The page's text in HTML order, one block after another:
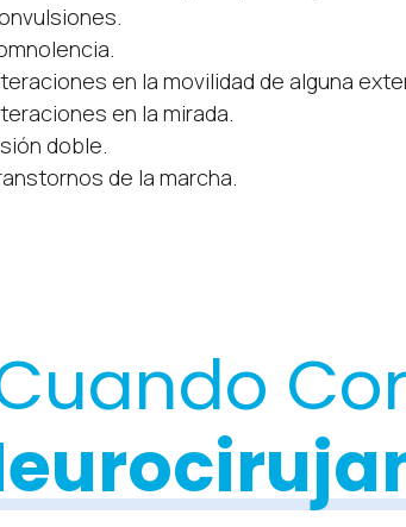
en la movilidad de alguna
en la mirada.
doble.
de la marcha.